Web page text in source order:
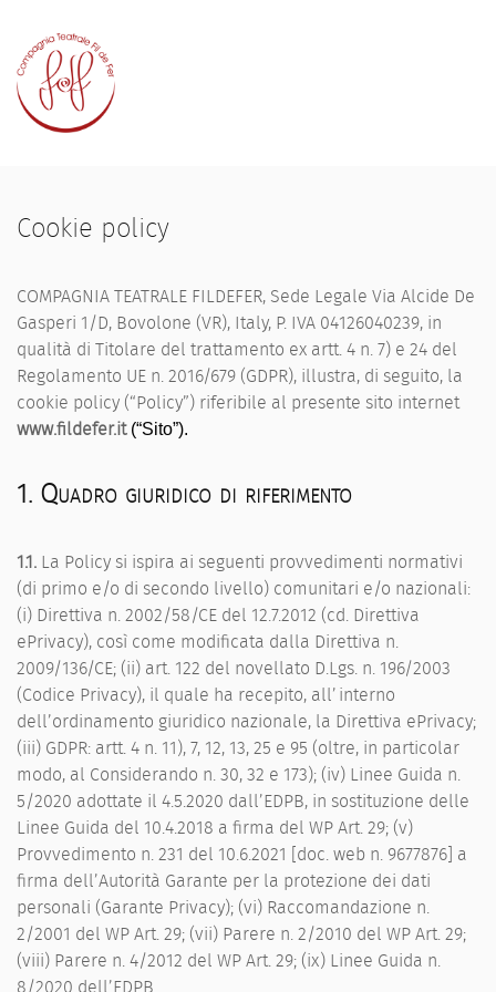
Appuntamenti
Contatti
Cookie policy
COMPAGNIA TEATRALE FILDEFER, Sede Legale Via Alcide De
Gasperi 1/D, Bovolone (VR), Italy, P. IVA 04126040239, in
qualità di Titolare del trattamento ex artt. 4 n. 7) e 24 del
Regolamento UE n. 2016/679 (GDPR), illustra, di seguito, la
cookie policy (“Policy”) riferibile al presente sito internet
www.fildefer.it(“Sito”).
1. Quadro giuridico di riferimento
1.1. La Policy si ispira ai seguenti provvedimenti normativi
(di primo e/o di secondo livello) comunitari e/o nazionali:
(i) Direttiva n. 2002/58/CE del 12.7.2012 (cd. Direttiva
ePrivacy), così come modificata dalla Direttiva n.
2009/136/CE; (ii) art. 122 del novellato D.Lgs. n. 196/2003
(Codice Privacy), il quale ha recepito, all’interno
dell’ordinamento giuridico nazionale, la Direttiva ePrivacy;
(iii) GDPR: artt. 4 n. 11), 7, 12, 13, 25 e 95 (oltre, in particolar
modo, al Considerando n. 30, 32 e 173); (iv) Linee Guida n.
5/2020 adottate il 4.5.2020 dall’EDPB, in sostituzione delle
Linee Guida del 10.4.2018 a firma del WP Art. 29; (v)
Provvedimento n. 231 del 10.6.2021 [doc. web n. 9677876] a
firma dell’Autorità Garante per la protezione dei dati
personali (Garante Privacy); (vi) Raccomandazione n.
2/2001 del WP Art. 29; (vii) Parere n. 2/2010 del WP Art. 29;
(viii) Parere n. 4/2012 del WP Art. 29; (ix) Linee Guida n.